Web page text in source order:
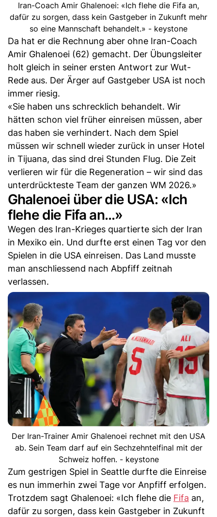
Iran-Coach Amir Ghalenoei: «Ich flehe die Fifa an,
dafür zu sorgen, dass kein Gastgeber in Zukunft mehr
so eine Mannschaft behandelt.» - keystone
Da hat er die Rechnung aber ohne Iran-Coach
Amir Ghalenoei (62) gemacht. Der Übungsleiter
holt gleich in seiner ersten Antwort zur Wut-
Rede aus. Der Ärger auf Gastgeber USA ist noch
immer riesig.
«Sie haben uns schrecklich behandelt. Wir
hätten schon viel früher einreisen müssen, aber
das haben sie verhindert. Nach dem Spiel
müssen wir schnell wieder zurück in unser Hotel
in Tijuana, das sind drei Stunden Flug. Die Zeit
verlieren wir für die Regeneration – wir sind das
unterdrückteste Team der ganzen WM 2026.»
Ghalenoei über die USA: «Ich
flehe die Fifa an...»
Wegen des Iran-Krieges quartierte sich der Iran
in Mexiko ein. Und durfte erst einen Tag vor den
Spielen in die USA einreisen. Das Land musste
man anschliessend nach Abpfiff zeitnah
verlassen.
Der Iran-Trainer Amir Ghalenoei rechnet mit den USA
ab. Sein Team darf auf ein Sechzehntelfinal mit der
Schweiz hoffen. - keystone
Zum gestrigen Spiel in Seattle durfte die Einreise
es nun immerhin zwei Tage vor Anpfiff erfolgen.
Trotzdem sagt Ghalenoei: «Ich flehe die Fifa an,
dafür zu sorgen, dass kein Gastgeber in Zukunft